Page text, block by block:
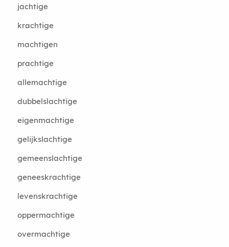
jachtige
krachtige
machtigen
prachtige
allemachtige
dubbelslachtige
eigenmachtige
gelijkslachtige
gemeenslachtige
geneeskrachtige
levenskrachtige
oppermachtige
overmachtige